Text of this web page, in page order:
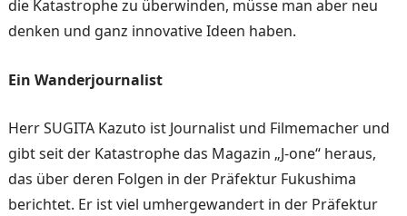
die Katastrophe zu überwinden, müsse man aber neu
denken und ganz innova­tive Ideen haben.
Ein Wanderjournalist
Herr SUGITA Kazuto ist Jour­nalist und Filmemacher und
gibt seit der Katastrophe das Magazin „J-one“ heraus,
das über deren Folgen in der Präfektur Fukushima
berichtet. Er ist viel umhergewandert in der Präfektur